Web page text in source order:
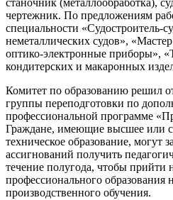
станочник (металлообработка),
чертежник. По предложениям
специальности «Судостроитель-
неметаллических судов»,
оптико-электронные приборы»,
кондитерских и макаронных
Комитет по образованию решил
группы переподготовки по
профессиональной программе
Граждане, имеющие высшее или
техническое образование, могут
ассигнований получить
течение полугода, чтобы прийти
профессионального образования
производственного обучения.